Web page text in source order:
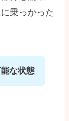
乗っかった
な状態